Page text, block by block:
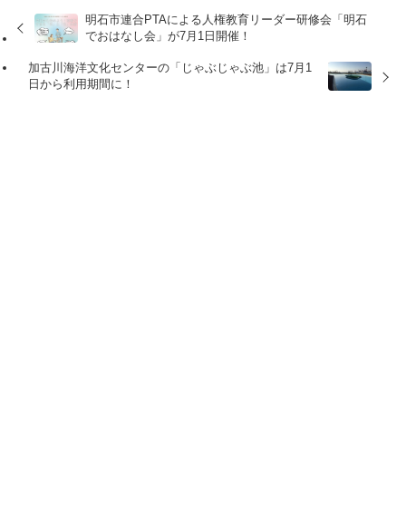
明石市連合PTAによる人権教育リーダー研修会「明石
でおはなし会」が7月1日開催！
加古川海洋文化センターの「じゃぶじゃぶ池」は7月1
日から利用期間に！